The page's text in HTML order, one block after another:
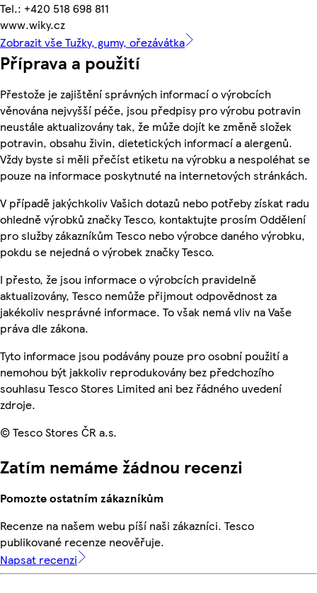
Tel.: +420 518 698 811
www.wiky.cz
Zobrazit vše Tužky, gumy, ořezávátka
Příprava a použití
Přestože je zajištění správných informací o výrobcích
věnována nejvyšší péče, jsou předpisy pro výrobu potravin
neustále aktualizovány tak, že může dojít ke změně složek
potravin, obsahu živin, dietetických informací a alergenů.
Vždy byste si měli přečíst etiketu na výrobku a nespoléhat se
pouze na informace poskytnuté na internetových stránkách.
V případě jakýchkoliv Vašich dotazů nebo potřeby získat radu
ohledně výrobků značky Tesco, kontaktujte prosím Oddělení
pro služby zákazníkům Tesco nebo výrobce daného výrobku,
pokdu se nejedná o výrobek značky Tesco.
I přesto, že jsou informace o výrobcích pravidelně
aktualizovány, Tesco nemůže přijmout odpovědnost za
jakékoliv nesprávné informace. To však nemá vliv na Vaše
práva dle zákona.
Tyto informace jsou podávány pouze pro osobní použití a
nemohou být jakkoliv reprodukovány bez předchozího
souhlasu Tesco Stores Limited ani bez řádného uvedení
zdroje.
© Tesco Stores ČR a.s.
Zatím nemáme žádnou recenzi
Pomozte ostatním zákazníkům
Recenze na našem webu píší naši zákazníci. Tesco
publikované recenze neověřuje.
Napsat recenzi